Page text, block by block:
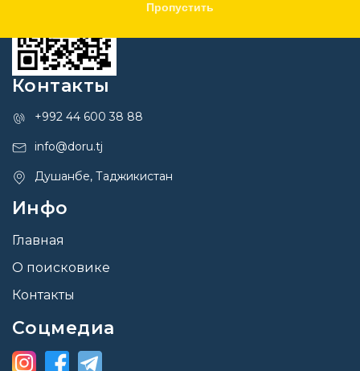
Пропустить
Контакты
+992 44 600 38 88
info@doru.tj
Душанбе, Таджикистан
Инфо
Главная
О поисковике
Контакты
Соцмедиа